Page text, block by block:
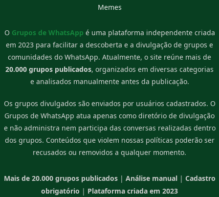
Memes
O Grupos de WhatsApp é uma plataforma independente criada
em 2023 para facilitar a descoberta e a divulgação de grupos e
comunidades do WhatsApp. Atualmente, o site reúne mais de
20.000 grupos publicados, organizados em diversas categorias
e analisados manualmente antes da publicação.
Os grupos divulgados são enviados por usuários cadastrados. O
Grupos de WhatsApp atua apenas como diretório de divulgação
e não administra nem participa das conversas realizadas dentro
dos grupos. Conteúdos que violem nossas políticas poderão ser
recusados ou removidos a qualquer momento.
Mais de 20.000 grupos publicados| Análise manual| Cadastro
obrigatório | Plataforma criada em 2023